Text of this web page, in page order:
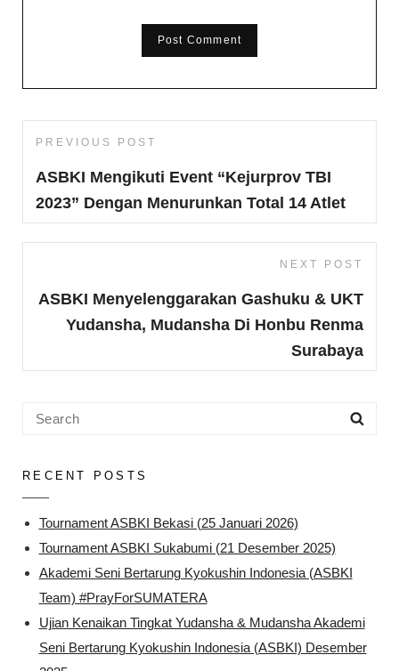
Post
Previous
Post
PREVIOUS POST
ASBKI Mengikuti Event “Kejurprov TBI
2023” Dengan Menurunkan Total 14 Atlet
Post
NEXT POST
ASBKI Menyelenggarakan Gashuku & UKT
Yudansha, Mudansha Di Honbu Renma
Surabaya
Search
RECENT POSTS
Tournament ASBKI Bekasi (25 Januari 2026)
Tournament ASBKI Sukabumi (21 Desember 2025)
Akademi Seni Bertarung Kyokushin Indonesia (ASBKI
Team) #PrayForSUMATERA
Ujian Kenaikan Tingkat Yudansha & Mudansha Akademi
Seni Bertarung Kyokushin Indonesia (ASBKI) Desember